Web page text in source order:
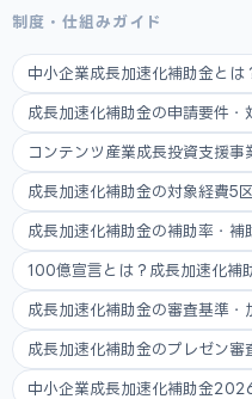
制度・仕組みガイド
中小企業成長加速化補助金と
成長加速化補助金の申請要件・
コンテンツ産業成長投資支援事
成長加速化補助金の対象経費5
成長加速化補助金の補助率・補
100億宣言とは？成長加速化補
成長加速化補助金の審査基準・
成長加速化補助金のプレゼン審
中小企業成長加速化補助金